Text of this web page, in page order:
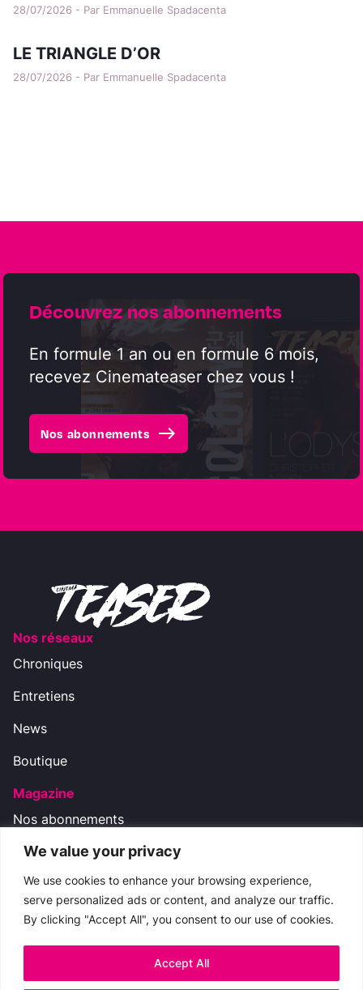
We value your privacy
We use cookies to enhance your browsing experience,
serve personalized ads or content, and analyze our traffic.
By clicking "Accept All", you consent to our use of cookies.
Accept All
28/07/2026 - Par Emmanuelle Spadacenta
LE TRIANGLE D’OR
28/07/2026 - Par Emmanuelle Spadacenta
Découvrez nos abonnements
En formule 1 an ou en formule 6 mois,
recevez Cinemateaser chez vous !
Nos abonnements east
Nos réseaux
Chroniques
Entretiens
News
Boutique
Magazine
Nos abonnements
Nos réseaux
Nous contacter
boutique.cinemateaser@gmail.com